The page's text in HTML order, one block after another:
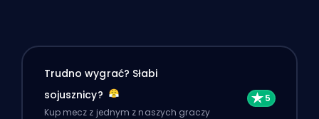
Trudno wygrać? Słabi
sojusznicy?
Kup mecz z jednym z naszych graczy